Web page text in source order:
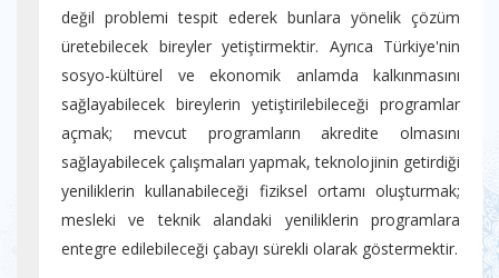
değil problemi tespit ederek bunlara yönelik çözüm
üretebilecek bireyler yetiştirmektir. Ayrıca Türkiye'nin
sosyo-kültürel ve ekonomik anlamda kalkınmasını
sağlayabilecek bireylerin yetiştirilebileceği programlar
açmak; mevcut programların akredite olmasını
sağlayabilecek çalışmaları yapmak, teknolojinin getirdiği
yeniliklerin kullanabileceği fiziksel ortamı oluşturmak;
mesleki ve teknik alandaki yeniliklerin programlara
entegre edilebileceği çabayı sürekli olarak göstermektir.